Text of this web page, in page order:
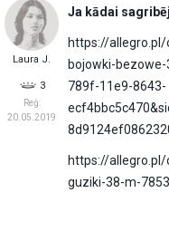
Laura J.
3
Reģ:
20.05.2019
Ja kādai
https://
bojowki-
789f-11e9-8643-
https://
guziki-38-m-